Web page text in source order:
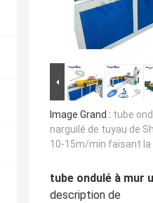
Image Grand : tube
narguilé de tuyau de
10-15m/min faisant la
tube ondulé à mur
description de